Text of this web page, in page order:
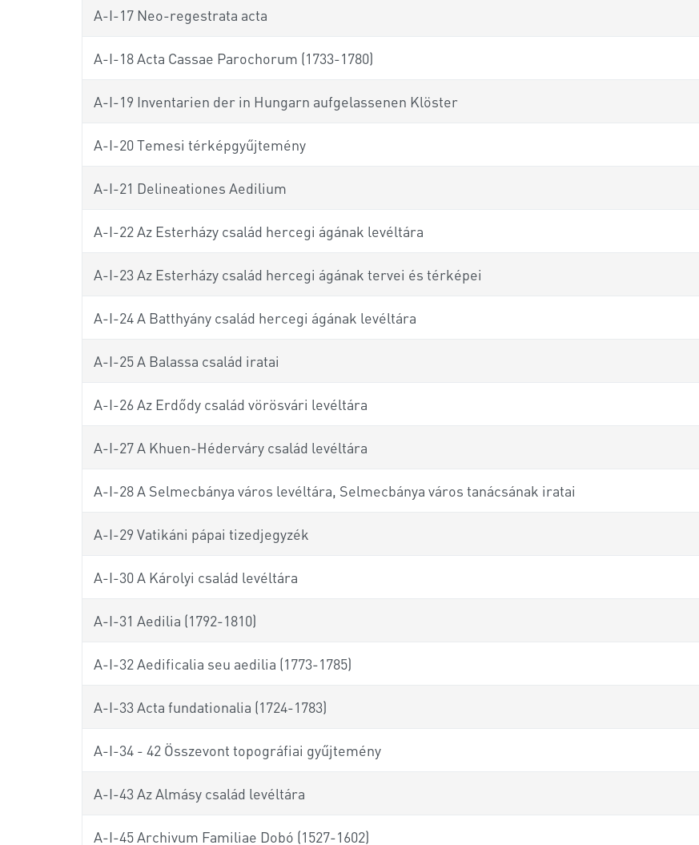
A-I-17 Neo-regestrata acta
A-I-18 Acta Cassae Parochorum (1733-1780)
A-I-19 Inventarien der in Hungarn aufgelassenen Klöster
A-I-20 Temesi térképgyűjtemény
A-I-21 Delineationes Aedilium
A-I-22 Az Esterházy család hercegi ágának levéltára
A-I-23 Az Esterházy család hercegi ágának tervei és térképei
A-I-24 A Batthyány család hercegi ágának levéltára
A-I-25 A Balassa család iratai
A-I-26 Az Erdődy család vörösvári levéltára
A-I-27 A Khuen-Héderváry család levéltára
A-I-28 A Selmecbánya város levéltára, Selmecbánya város tanácsának iratai
A-I-29 Vatikáni pápai tizedjegyzék
A-I-30 A Károlyi család levéltára
A-I-31 Aedilia (1792-1810)
A-I-32 Aedificalia seu aedilia (1773-1785)
A-I-33 Acta fundationalia (1724-1783)
A-I-34 - 42 Összevont topográfiai gyűjtemény
A-I-43 Az Almásy család levéltára
A-I-45 Archivum Familiae Dobó (1527-1602)